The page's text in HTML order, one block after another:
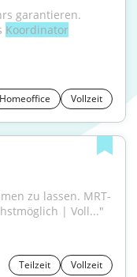
garantieren.
Koordinator
Homeoffice Vollzeit
zu lassen. MRT-
| Voll..."
Teilzeit Vollzeit